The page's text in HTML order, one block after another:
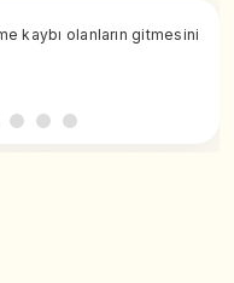
kaybı olanların gitmesini